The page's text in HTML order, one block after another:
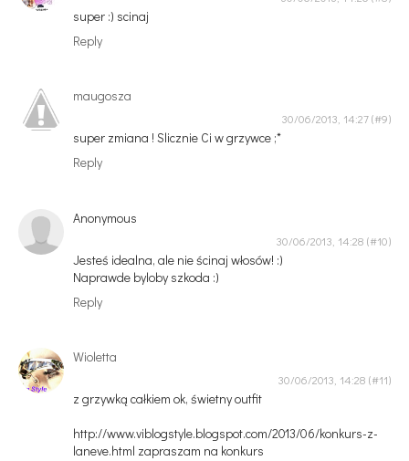
super :) scinaj
Reply
maugosza
30/06/2013, 14:27
super zmiana ! Slicznie Ci w grzywce ;*
Reply
Anonymous
30/06/2013, 14:28
Jesteś idealna, ale nie ścinaj włosów! :)
Naprawde byloby szkoda :)
Reply
Wioletta
30/06/2013, 14:28
z grzywką całkiem ok, świetny outfit
http://www.viblogstyle.blogspot.com/2013/06/konkurs-z-
laneve.html zapraszam na konkurs